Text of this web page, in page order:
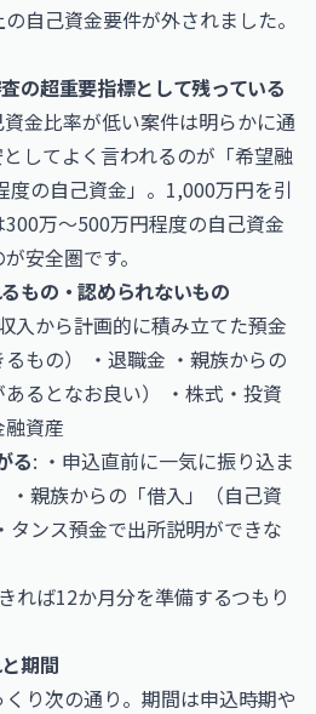
自己資金要件が外されました。
の超重要指標として残っている
金比率が低い案件は明らかに通
してよく言われるのが「希望融
度の自己資金」。1,000万円を引
万〜500万円程度の自己資金
安全圏です。
もの・認められないもの
入から計画的に積み立てた預金
るもの） ・退職金 ・親族からの
あるとなお良い） ・株式・投資
資産
る: ・申込直前に一気に振り込ま
・親族からの「借入」（自己資
タンス預金で出所説明ができな
れば12か月分を準備するつもり
期間
り次の通り。期間は申込時期や